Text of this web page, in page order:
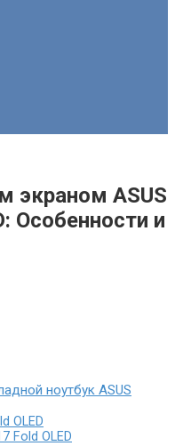
экраном ASUS
Особенности и
ноутбук ASUS
OLED
Fold OLED